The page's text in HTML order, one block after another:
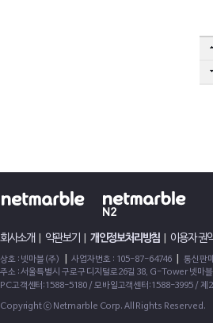
회사소개 약관보기 개인정보처리방침 이용자 권
상호 : 넷마블(주) 사업자번호 : 105-87-64746 통신판
주소 : 서울특별시 구로구 디지털로26길 38, G-Tower 넷마블
PC고객센터:1588-5180 / 모바일고객센터:1588-3995 /
Copyright ⓒ Netmarble Corp. All Rights Reserved.